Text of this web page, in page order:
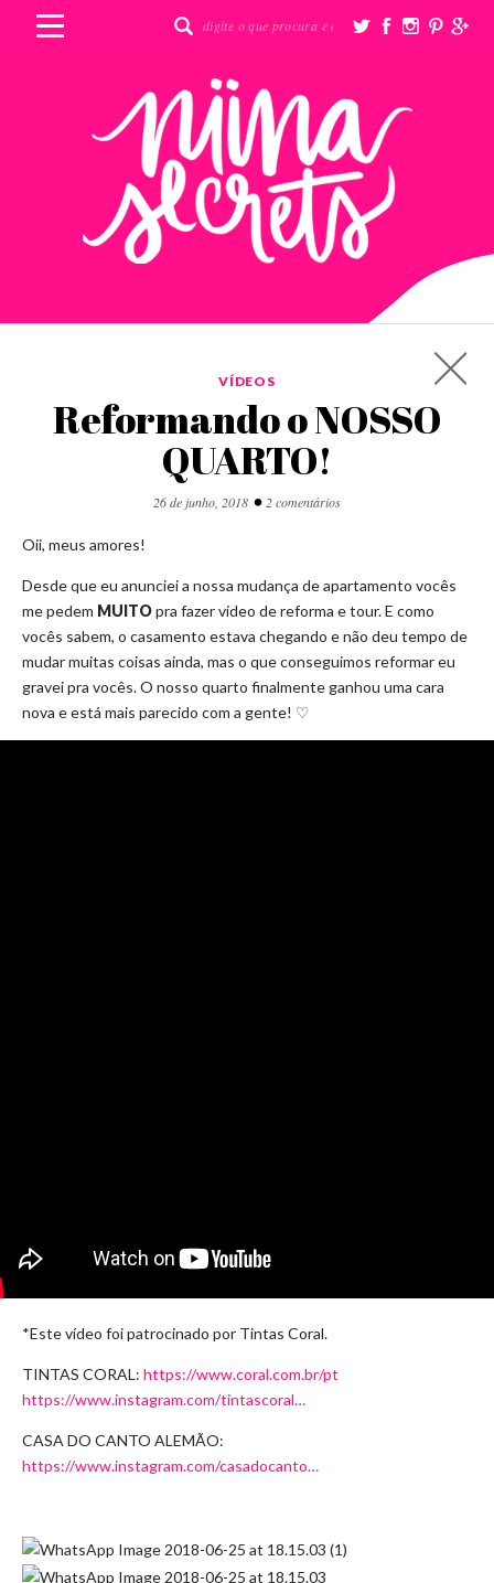
VÍDEOS
Reformando o NOSSO
QUARTO!
26 de junho, 2018 • 2 comentários
Oii, meus amores!
Desde que eu anunciei a nossa mudança de apartamento vocês
me pedem MUITOpra fazer vídeo de reforma e tour. E como
vocês sabem, o casamento estava chegando e não deu tempo de
mudar muitas coisas ainda, mas o que conseguimos reformar eu
gravei pra vocês. O nosso quarto finalmente ganhou uma cara
nova e está mais parecido com a gente! ♡
*Este vídeo foi patrocinado por Tintas Coral.
TINTAS CORAL: https://www.coral.com.br/pt
https://www.instagram.com/tintascoral…
CASA DO CANTO ALEMÃO:
https://www.instagram.com/casadocanto…